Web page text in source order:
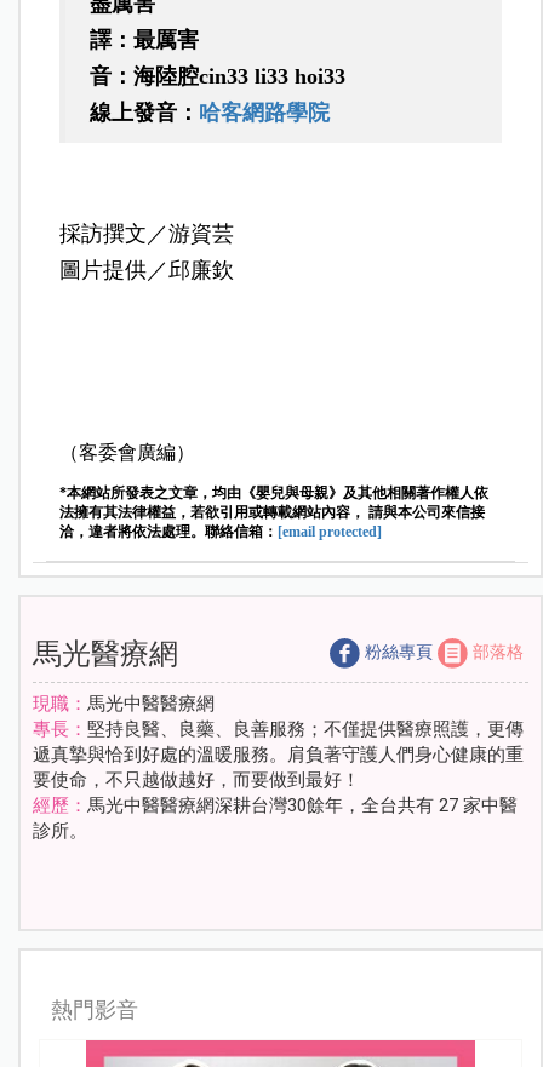
譯：最厲害
音：海陸腔cin33 li33 hoi33
線上發音： 哈客網路學院
採訪撰文／游資芸
圖片提供／邱廉欽
（客委會廣編）
*本網站所發表之文章，均由《嬰兒與母親》及其他相關著作權人依
法擁有其法律權益，若欲引用或轉載網站內容， 請與本公司來信接
洽，違者將依法處理。聯絡信箱： [email protected]
馬光醫療網 粉絲專頁 部落格
現職： 馬光中醫醫療網
專長： 堅持良醫、良藥、良善服務；不僅提供醫療照護，更傳
遞真摯與恰到好處的溫暖服務。肩負著守護人們身心健康的重
要使命，不只越做越好，而要做到最好！
經歷： 馬光中醫醫療網深耕台灣30餘年，全台共有 27 家中醫
診所。
熱門影音